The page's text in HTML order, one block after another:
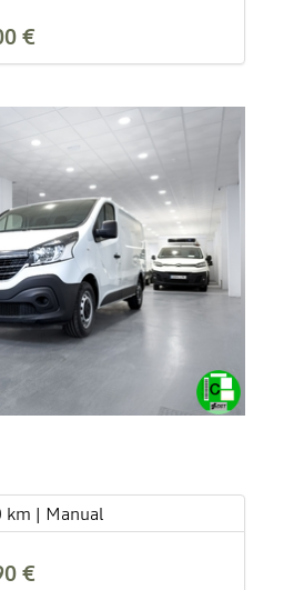
€
km | Manual
€